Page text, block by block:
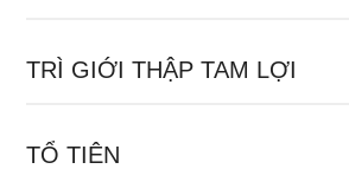
TRÌ GIỚI THẬP TAM LỢI
TỔ TIÊN